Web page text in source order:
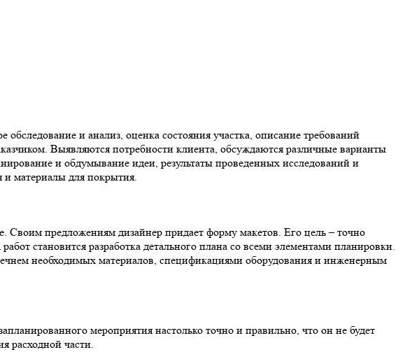
и анализ, оценка состояния участка, описание требований
Выявляются потребности клиента, обсуждаются различные варианты
и обдумывание идеи, результаты проведенных исследований и
и материалы для покрытия.
Своим предложениям дизайнер придает форму макетов. Его цель – точно
становится разработка детального плана со всеми элементами планировки.
необходимых материалов, спецификациями оборудования и инженерным
мероприятия настолько точно и правильно, что он не будет
расходной части.